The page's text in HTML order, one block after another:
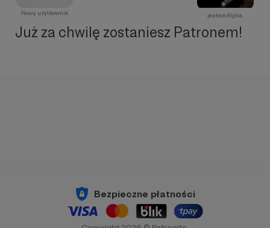
Nowy użytkownik jestemAlpha.
Już za chwilę zostaniesz Patronem!
Bezpieczne płatności